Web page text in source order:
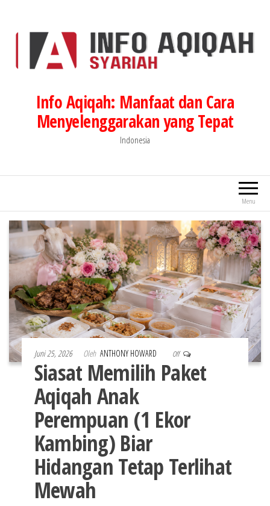
Info Aqiqah: Manfaat dan Cara
Menyelenggarakan yang Tepat
Indonesia
Menu
Juni 25, 2026 Oleh ANTHONY HOWARD Off
Siasat Memilih Paket
Aqiqah Anak
Perempuan (1 Ekor
Kambing) Biar
Hidangan Tetap Terlihat
Mewah